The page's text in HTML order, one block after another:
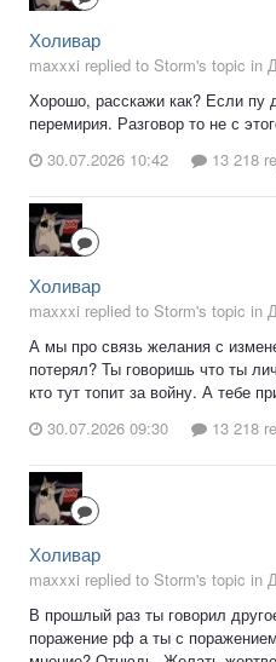
Холивар
maxxxi replied to Storm's topic in
Хорошо, расскажи как? Если пу
перемирия. Разговор то не с
30.07.2026 10:42
13 218
Холивар
maxxxi replied to Storm's topic in
А мы про связь желания с
потерял? Ты говоришь что ты
кто тут топит за войну. А тебе
30.07.2026 09:30
13 218
Холивар
maxxxi replied to Storm's topic in
В прошлый раз ты говорил
поражение рф а ты с